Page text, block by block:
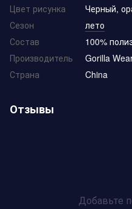
Цвет рисунка
Черный,
Сезон
лето
Состав
100%
Производитель
Gorilla
Страна
China
Отзывы
Добавьте